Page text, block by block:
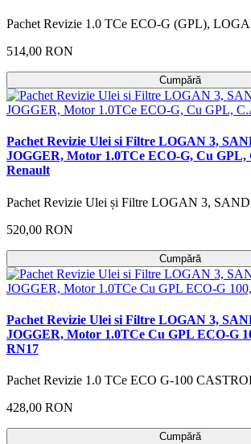
Pachet Revizie 1.0 TCe ECO-G (GPL),
514,00 RON
Cumpără
Pachet Revizie Ulei si Filtre LOGAN 3,
JOGGER, Motor 1.0TCe ECO-G, Cu
Renault
Pachet Revizie Ulei și Filtre LOGAN 3,
520,00 RON
Cumpără
Pachet Revizie Ulei si Filtre LOGAN 3,
JOGGER, Motor 1.0TCe Cu GPL ECO-G
RN17
Pachet Revizie 1.0 TCe ECO G-100
428,00 RON
Cumpără